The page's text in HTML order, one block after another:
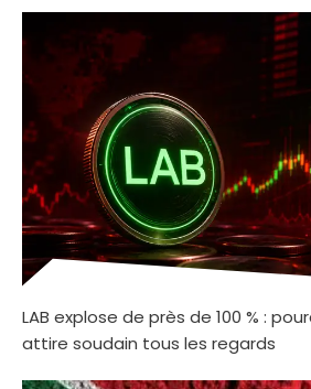
LAB explose de près de 100 % :
attire soudain tous les regards